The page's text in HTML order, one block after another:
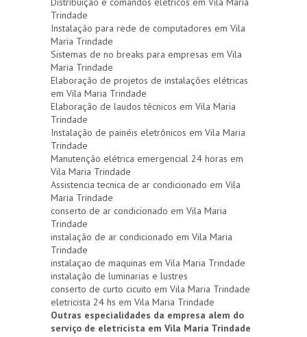
Trindade
Instalação para rede de computadores em Vila
Maria Trindade
Sistemas de no breaks para empresas em Vila
Maria Trindade
Elaboração de projetos de instalações elétricas
em Vila Maria Trindade
Elaboração de laudos técnicos em Vila Maria
Trindade
Instalação de painéis eletrônicos em Vila Maria
Trindade
Manutenção elétrica emergencial 24 horas em
Vila Maria Trindade
Assistencia tecnica de ar condicionado em Vila
Maria Trindade
conserto de ar condicionado em Vila Maria
Trindade
instalação de ar condicionado em Vila Maria
Trindade
instalaçao de maquinas em Vila Maria Trindade
instalação de luminarias e lustres
conserto de curto cicuito em Vila Maria Trindade
eletricista 24 hs em Vila Maria Trindade
Outras especialidades da empresa alem do
serviço de eletricista em Vila Maria Trindade